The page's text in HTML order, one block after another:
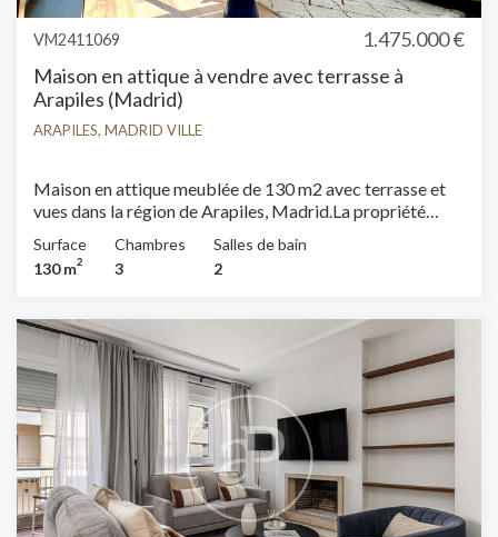
VM2411069
1.475.000 €
Maison en attique à vendre avec terrasse à
Arapiles (Madrid)
ARAPILES, MADRID VILLE
Maison en attique meublée de 130 m2 avec terrasse et
vues dans la région de Arapiles, Madrid.La propriété
intégrées.
Surface
130 m2
Chambres
3
Salles de bain
2